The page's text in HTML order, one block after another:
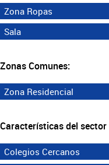
Zona Ropas
Sala
Zonas Comunes:
Zona Residencial
Características del sector
Colegios Cercanos